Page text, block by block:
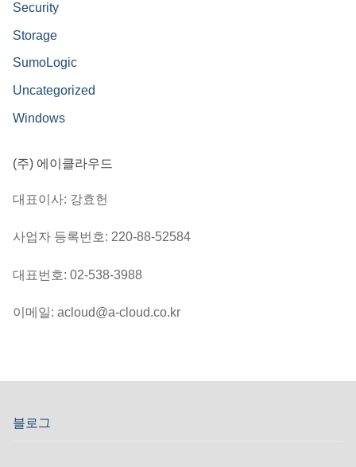
Security
Storage
SumoLogic
Uncategorized
Windows
(주) 에이클라우드
대표이사: 강효헌
사업자 등록번호: 220-88-52584
대표번호: 02-538-3988
이메일: acloud@a-cloud.co.kr
블로그